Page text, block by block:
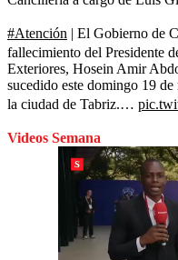
#Atención | El Gobierno de
fallecimiento del Presidente
Exteriores, Hosein Amir
sucedido este domingo 19
la ciudad de Tabriz.…
Videos Semana